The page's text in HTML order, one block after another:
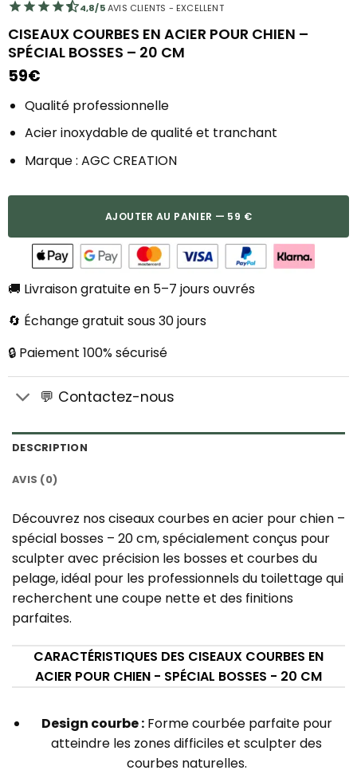
4,8/5AVIS CLIENTS - EXCELLENT
CISEAUX COURBES EN ACIER POUR CHIEN –
SPÉCIAL BOSSES – 20 CM
59€
Qualité professionnelle
Acier inoxydable de qualité et tranchant
Marque : AGC CREATION
AJOUTER AU PANIER — 59 €
🚚 Livraison gratuite en 5–7 jours ouvrés
🔄 Échange gratuit sous 30 jours
🔒 Paiement 100% sécurisé
💬 Contactez-nous
DESCRIPTION
AVIS (0)
Découvrez nos ciseaux courbes en acier pour chien –
spécial bosses – 20 cm, spécialement conçus pour
sculpter avec précision les bosses et courbes du
pelage, idéal pour les professionnels du toilettage qui
recherchent une coupe nette et des finitions
parfaites.
CARACTÉRISTIQUES DES CISEAUX COURBES EN
ACIER POUR CHIEN - SPÉCIAL BOSSES - 20 CM
Design courbe :Forme courbée parfaite pour
atteindre les zones difficiles et sculpter des
courbes naturelles.